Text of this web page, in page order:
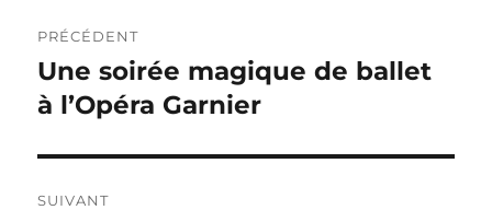
de
l’article
PRÉCÉDENT
Publication
précédente :
Une soirée magique de ballet
à l’Opéra Garnier
SUIVANT